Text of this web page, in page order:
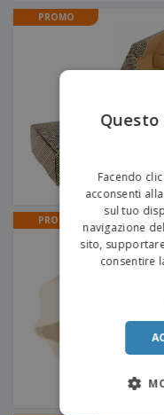
PROMO
PROMO
Facendo
acconsenti
sul tuo
navigazione
sito,
consentire